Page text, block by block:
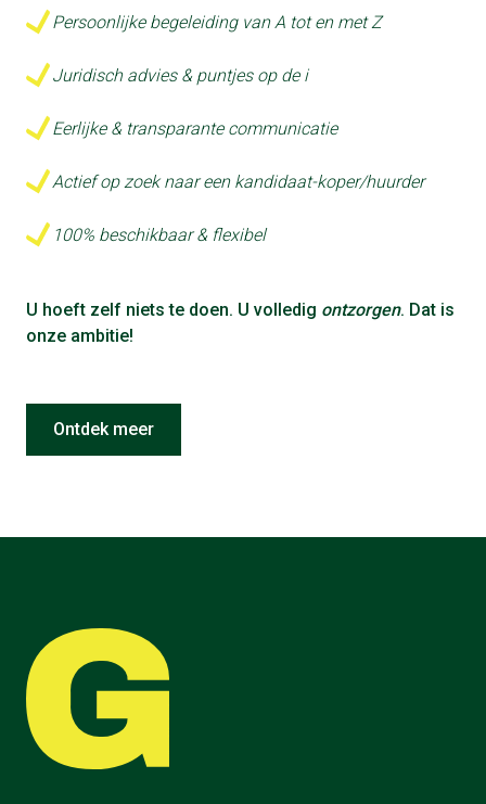
Persoonlijke begeleiding van A tot en met Z
Juridisch advies & puntjes op de i
Eerlijke & transparante communicatie
Actief op zoek naar een kandidaat-koper/huurder
100% beschikbaar & flexibel
U hoeft zelf niets te doen. U volledig ontzorgen. Dat is
onze ambitie!
Ontdek meer